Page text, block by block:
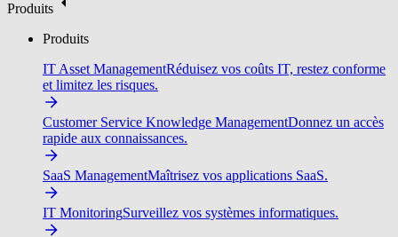
Produits
Produits
IT Asset ManagementRéduisez vos coûts IT, restez conforme
et limitez les risques.
Customer Service Knowledge ManagementDonnez un accès
rapide aux connaissances.
SaaS ManagementMaîtrisez vos applications SaaS.
IT MonitoringSurveillez vos systèmes informatiques.